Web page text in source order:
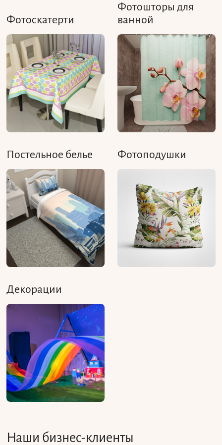
Фотоскатерти
Фотошторы для
ванной
Постельное белье Фотоподушки
Декорации
Наши бизнес-клиенты